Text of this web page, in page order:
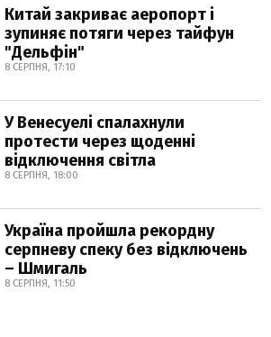
Китай закриває аеропорт і
зупиняє потяги через тайфун
"Дельфін"
8 СЕРПНЯ, 17:10
У Венесуелі спалахнули
протести через щоденні
відключення світла
8 СЕРПНЯ, 18:00
Україна пройшла рекордну
серпневу спеку без відключень
– Шмигаль
8 СЕРПНЯ, 11:50